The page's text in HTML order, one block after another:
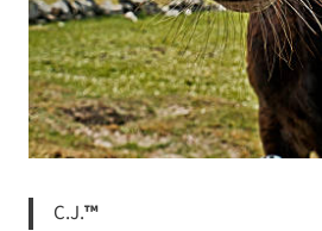
С.Ј.™